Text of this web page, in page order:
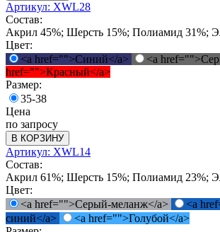
Артикул: XWL28
Состав:
Акрил 45%; Шерсть 15%; Полиамид 31%;
Цвет:
<a href="">Синий</a>
<a
href="">Красный</a>
Размер:
35-38
Цена
по запросу
В КОРЗИНУ
Артикул: XWL14
Состав:
Акрил 61%; Шерсть 15%; Полиамид 23%;
Цвет:
<a href="">Серый-меланж</a>
<a
синий</a>
<a href="">Голубой</a>